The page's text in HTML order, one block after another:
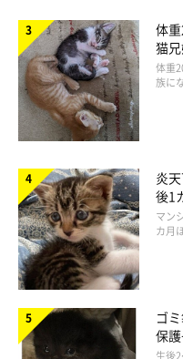
体
猫
ほ
体重
族に
炎
後1
で
マン
カ月
ゴ
保
美
生後